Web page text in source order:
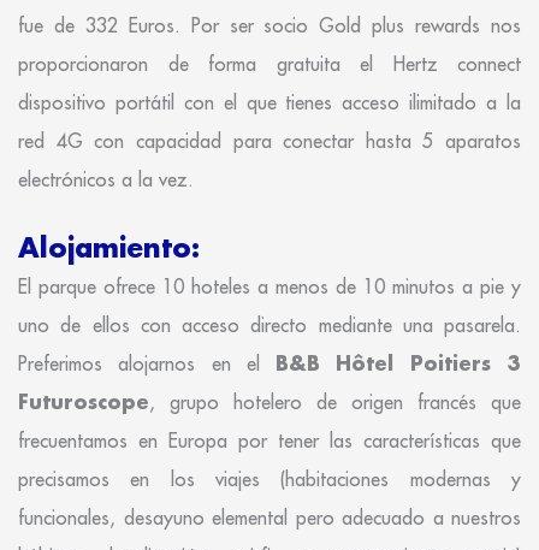
fue de 332 Euros. Por ser socio Gold plus rewards nos
proporcionaron de forma gratuita el Hertz connect
dispositivo portátil con el que tienes acceso ilimitado a la
red 4G con capacidad para conectar hasta 5 aparatos
electrónicos a la vez.
Alojamiento:
El parque ofrece 10 hoteles a menos de 10 minutos a pie y
uno de ellos con acceso directo mediante una pasarela.
Preferimos alojarnos en el B&B Hôtel Poitiers 3
Futuroscope, grupo hotelero de origen francés que
frecuentamos en Europa por tener las características que
precisamos en los viajes (habitaciones modernas y
funcionales, desayuno elemental pero adecuado a nuestros